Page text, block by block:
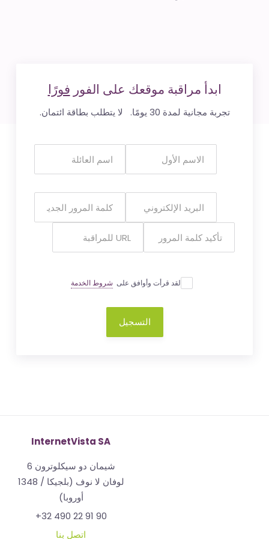
ابدأ مراقبة موقعك على الفورفورًا
تجربة مجانية لمدة 30 يومًا. لا يتطلب بطاقة ائتمان.
لقد قرأت وأوافق علىشروط الخدمة
التسجيل
InternetVista SA
شيمان دو سيكلوترون 6
1348 لوفان لا نوف (بلجيكا /
أوروبا)
+32 490 22 91 90
اتصل بنا